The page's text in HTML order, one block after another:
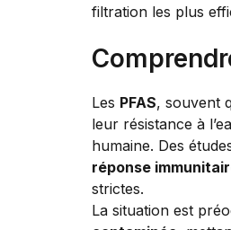
filtration les plus
Les PFAS, souvent
leur résistance à
humaine. Des
réponse
strictes.
La situation est